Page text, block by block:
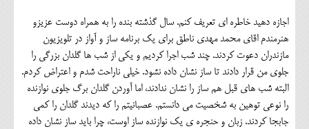
اجازه دهید خاطره ای تعریف کنم. سال گذشته بنده را به همراه دوست عزیزو
هنرمندم اقای محمد مهدی ناطق برای یک برنامه ساز و آواز در تلویزیون
مازندران دعوت کردند. چند شب اجرا کردیم و یکی از شب ها گلدان بزرگی را
جلوی من قرار دادند تا ساز نشان داده نشود. خیلی ناراحت شدم و اعتراض کردم.
البته شب های قبل هم ساز را نشان ندادند، اما آوردن گلدان برگ جلوی نوازنده
را نوعی توهین به شخصیت می دانستم. عصبانیتم را که دیدند گلدان را کمی
جابجا کردند. زبان و حنجره ی یک نوازنده ساز اوست، چرا باید ساز نشان داده